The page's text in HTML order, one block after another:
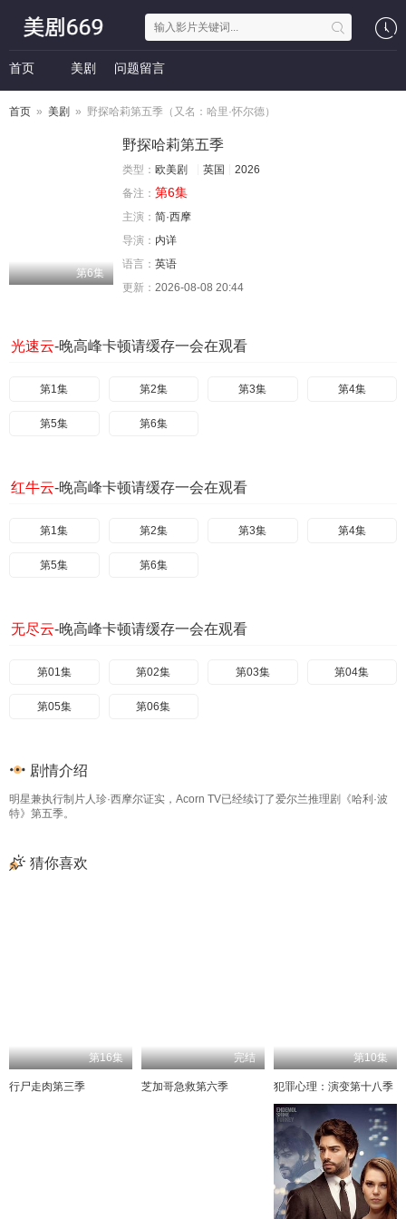
首页 美剧 问题留言
首页 » 美剧 » 野探哈莉第五季（又名：哈里·怀尔德）
第6集
野探哈莉第五季
类型： 欧美剧 英国
2026
备注： 第6集
主演： 简·西摩
导演： 内详
语言： 英语
更新： 2026-08-08 20:44
光速云-晚高峰卡顿请缓存一会在观看
第1集 第2集 第3集 第4集
第5集 第6集
红牛云-晚高峰卡顿请缓存一会在观看
第1集 第2集 第3集 第4集
第5集 第6集
无尽云-晚高峰卡顿请缓存一会在观看
第01集 第02集 第03集 第04集
第05集 第06集
剧情介绍
明星兼执行制片人珍·西摩尔证实，Acorn TV已经续订了爱尔兰推理剧《哈利·波
特》第五季。
猜你喜欢
第16集
行尸走肉第三季
完结
芝加哥急救第六季
第10集
犯罪心理：演变第十八季